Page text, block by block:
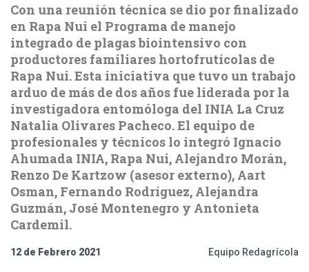
Con una reunión técnica se dio por finalizado
en Rapa Nui el Programa de manejo
integrado de plagas biointensivo con
productores familiares hortofrutícolas de
Rapa Nui. Esta iniciativa que tuvo un trabajo
arduo de más de dos años fue liderada por la
investigadora entomóloga del INIA La Cruz
Natalia Olivares Pacheco. El equipo de
profesionales y técnicos lo integró Ignacio
Ahumada INIA, Rapa Nui, Alejandro Morán,
Renzo De Kartzow (asesor externo), Aart
Osman, Fernando Rodríguez, Alejandra
Guzmán, José Montenegro y Antonieta
Cardemil.
12 de Febrero 2021 Equipo Redagrícola